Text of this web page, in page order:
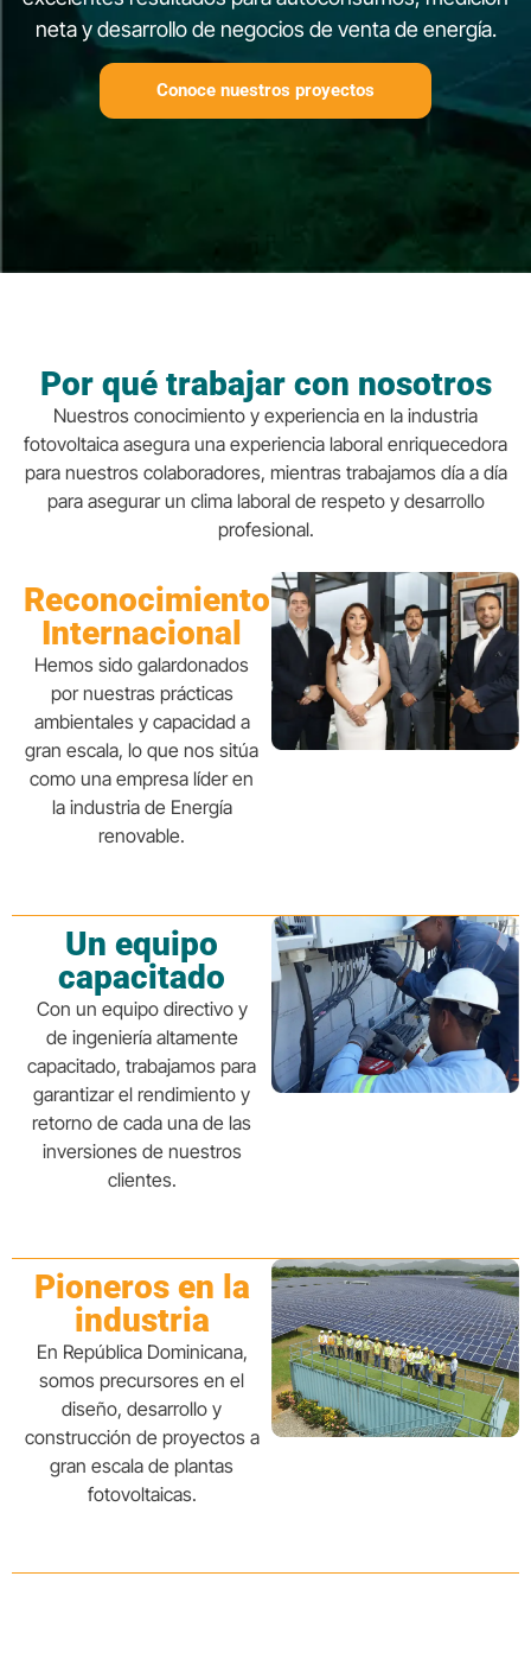
neta y desarrollo de negocios de venta de energía.
Conoce nuestros proyectos
Por qué trabajar con nosotros
Nuestros conocimiento y experiencia en la industria
fotovoltaica asegura una experiencia laboral enriquecedora
para nuestros colaboradores, mientras trabajamos día a día
para asegurar un clima laboral de respeto y desarrollo
profesional.
Reconocimiento
Internacional
Hemos sido galardonados
por nuestras prácticas
ambientales y capacidad a
gran escala, lo que nos sitúa
como una empresa líder en
la industria de Energía
renovable.
Un equipo
capacitado
Con un equipo directivo y
de ingeniería altamente
capacitado, trabajamos para
garantizar el rendimiento y
retorno de cada una de las
inversiones de nuestros
clientes.​​​
Pioneros en la
industria
En República Dominicana,
somos precursores en el
diseño, desarrollo y
construcción de proyectos a
gran escala de plantas
fotovoltaicas.